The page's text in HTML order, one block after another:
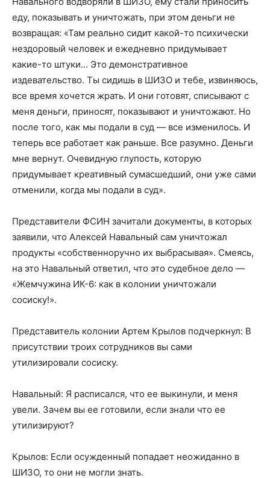
еду, показывать и уничтожать, при этом деньги не
возвращая: «Там реально сидит какой-то психически
нездоровый человек и ежедневно придумывает
какие-то штуки… Это демонстративное
издевательство. Ты сидишь в ШИЗО и тебе, извиняюсь,
все время хочется жрать. И они готовят, списывают с
меня деньги, приносят, показывают и уничтожают. Но
после того, как мы подали в суд — все изменилось. И
теперь все работает как раньше. Все разумно. Деньги
мне вернут. Очевидную глупость, которую
придумывает креативный сумасшедший, они уже сами
отменили, когда мы подали в суд».
Представители ФСИН зачитали документы, в которых
заявили, что Алексей Навальный сам уничтожал
продукты «собственноручно их выбрасывая». Смеясь,
на это Навальный ответил, что это судебное дело —
«Жемчужина ИК-6: как в колонии уничтожали
сосиску!».
Представитель колонии Артем Крылов подчеркнул: В
присутствии троих сотрудников вы сами
утилизировали сосиску.
Навальный: Я расписался, что ее выкинули, и меня
увели. Зачем вы ее готовили, если знали что ее
утилизируют?
Крылов: Если осужденный попадает неожиданно в
ШИЗО, то они не могли знать.